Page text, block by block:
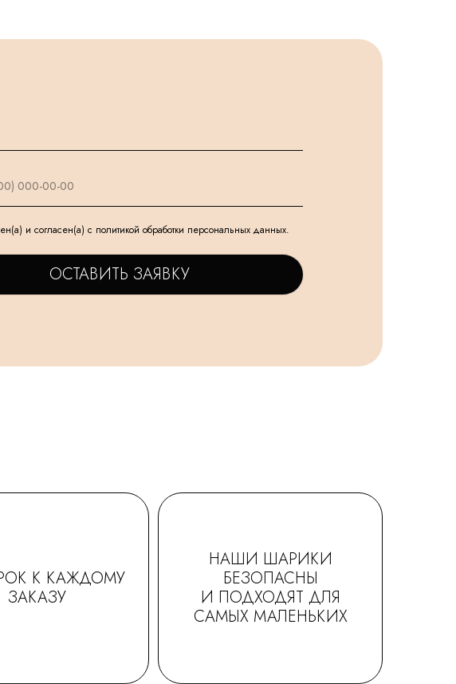
и согласен(а) с политикой обработки персональных данных.
ОСТАВИТЬ ЗАЯВКУ
К КАЖДОМУ
ЗАКАЗУ
НАШИ ШАРИКИ
БЕЗОПАСНЫ
И ПОДХОДЯТ ДЛЯ
САМЫХ МАЛЕНЬКИХ